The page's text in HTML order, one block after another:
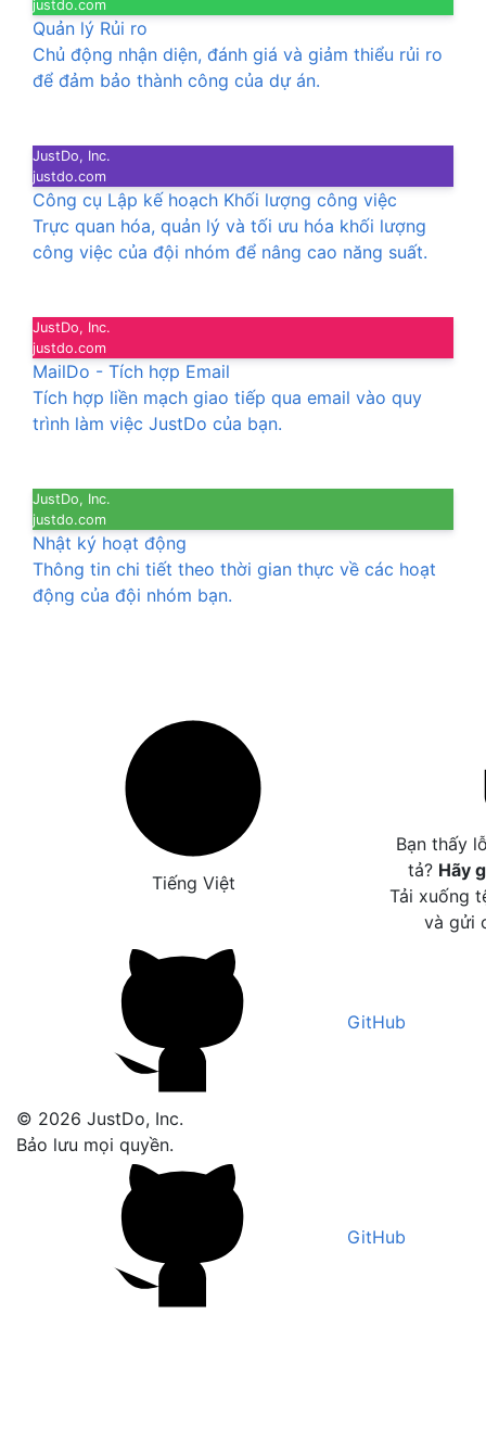
justdo.com
Quản lý Rủi ro
Chủ động nhận diện, đánh giá và giảm thiểu rủi ro
để đảm bảo thành công của dự án.
JustDo, Inc.
justdo.com
Công cụ Lập kế hoạch Khối lượng công việc
Trực quan hóa, quản lý và tối ưu hóa khối lượng
công việc của đội nhóm để nâng cao năng suất.
JustDo, Inc.
justdo.com
MailDo - Tích hợp Email
Tích hợp liền mạch giao tiếp qua email vào quy
trình làm việc JustDo của bạn.
JustDo, Inc.
justdo.com
Nhật ký hoạt động
Thông tin chi tiết theo thời gian thực về các hoạt
động của đội nhóm bạn.
Tiếng Việt
Bạn thấy
tả? Hãy
Tải xuống
và gửi
GitHub
© 2026 JustDo, Inc.
Bảo lưu mọi quyền.
GitHub